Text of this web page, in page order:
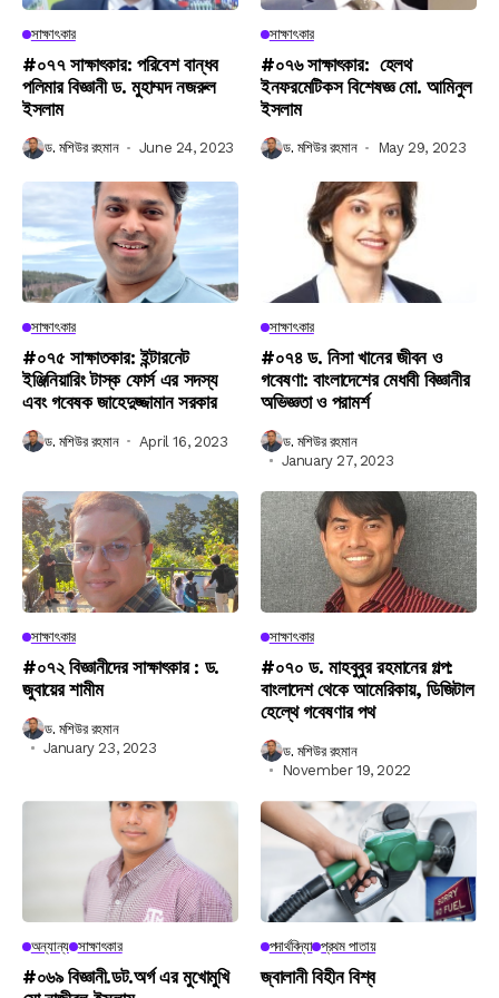
সাক্ষাৎকার
#০৭৭ সাক্ষাৎকার: পরিবেশ বান্ধব
পলিমার বিজ্ঞানী ড. মুহাম্মদ নজরুল
ইসলাম
ড. মশিউর রহমান June 24, 2023
সাক্ষাৎকার
#০৭৬ সাক্ষাৎকার: হেলথ
ইনফরমেটিকস বিশেষজ্ঞ মো. আমিনুল
ইসলাম
ড. মশিউর রহমান May 29, 2023
সাক্ষাৎকার
#০৭৫ সাক্ষাতকার: ইন্টারনেট
ইঞ্জিনিয়ারিং টাস্ক ফোর্স এর সদস্য
এবং গবেষক জাহেদুজ্জামান সরকার
ড. মশিউর রহমান April 16, 2023
সাক্ষাৎকার
#০৭৪ ড. নিসা খানের জীবন ও
গবেষণা: বাংলাদেশের মেধাবী বিজ্ঞানীর
অভিজ্ঞতা ও পরামর্শ
ড. মশিউর রহমান
January 27, 2023
সাক্ষাৎকার
#০৭২ বিজ্ঞানীদের সাক্ষাৎকার : ড.
জুবায়ের শামীম
ড. মশিউর রহমান
January 23, 2023
সাক্ষাৎকার
#০৭০ ড. মাহবুবুর রহমানের গল্প:
বাংলাদেশ থেকে আমেরিকায়, ডিজিটাল
হেল্থে গবেষণার পথ
ড. মশিউর রহমান
November 19, 2022
অন্যান্য সাক্ষাৎকার
#০৬৯ বিজ্ঞানী.ডট.অর্গ এর মুখোমুখি
পদার্থবিদ্যা প্রথম পাতায়
জ্বালানী বিহীন বিশ্ব